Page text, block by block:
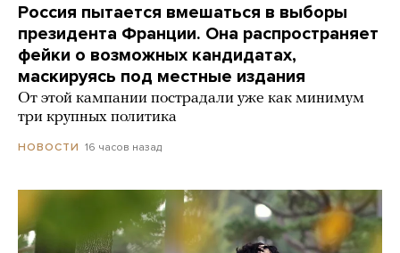
Россия пытается вмешаться в выборы
президента Франции. Она распространяет
фейки о возможных кандидатах,
маскируясь под местные издания
От этой кампании пострадали уже как минимум
три крупных политика
НОВОСТИ 16 часов назад